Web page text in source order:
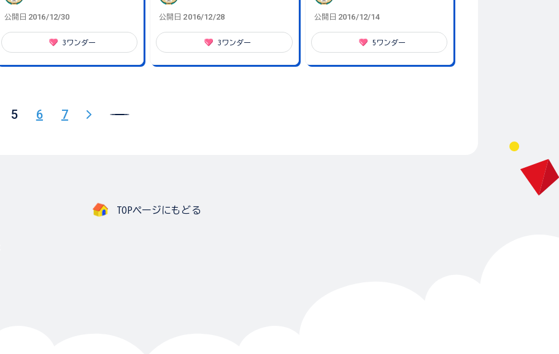
公開日 2016/12/30
3 ワンダー
公開日 2016/12/28
3 ワンダー
公開日 2016/12/14
5 ワンダー
5 6 7
TOPページにもどる